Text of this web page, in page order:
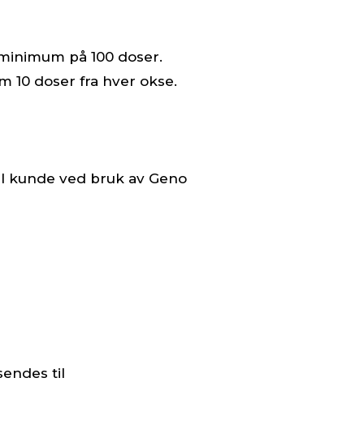
på 100 doser.
10 doser fra hver okse.
ved bruk av Geno
til